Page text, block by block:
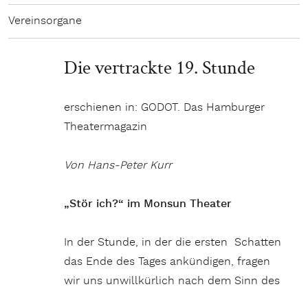
Vereinsorgane
Die vertrackte 19. Stunde
erschienen in: GODOT. Das Hamburger
Theatermagazin
Von Hans-Peter Kurr
„Stör ich?“ im Monsun Theater
In der Stunde, in der die ersten Schatten
das Ende des Tages ankün­digen, fragen
wir uns unwill­kür­lich nach dem Sinn des